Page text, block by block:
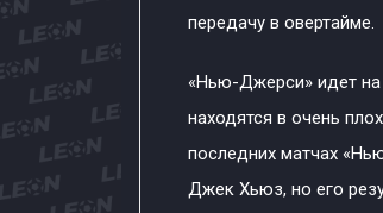
передачу в овертайме.
«Нью-Джерси» идет на
находятся в очень
последних матчах
Джек Хьюз, но его